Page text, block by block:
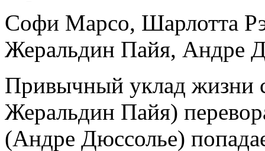
Софи Марсо, Шарлотта
Жеральдин Пайя, Андре
Привычный уклад жизни
Жеральдин Пайя)
(Андре Дюссолье)